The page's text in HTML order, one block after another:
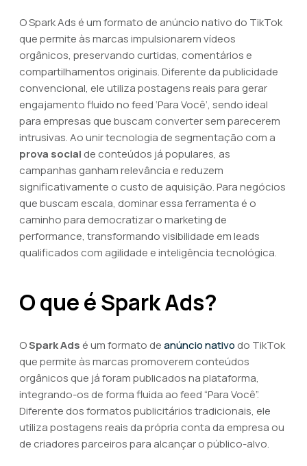
O Spark Ads é um formato de anúncio nativo do TikTok
que permite às marcas impulsionarem vídeos
orgânicos, preservando curtidas, comentários e
compartilhamentos originais. Diferente da publicidade
convencional, ele utiliza postagens reais para gerar
engajamento fluido no feed ‘Para Você’, sendo ideal
para empresas que buscam converter sem parecerem
intrusivas. Ao unir tecnologia de segmentação com a
prova social de conteúdos já populares, as
campanhas ganham relevância e reduzem
significativamente o custo de aquisição. Para negócios
que buscam escala, dominar essa ferramenta é o
caminho para democratizar o marketing de
performance, transformando visibilidade em leads
qualificados com agilidade e inteligência tecnológica.
O que é Spark Ads?
OSpark Ads é um formato deanúncio nativo do TikTok
que permite às marcas promoverem conteúdos
orgânicos que já foram publicados na plataforma,
integrando-os de forma fluida ao feed “Para Você”.
Diferente dos formatos publicitários tradicionais, ele
utiliza postagens reais da própria conta da empresa ou
de criadores parceiros para alcançar o público-alvo.